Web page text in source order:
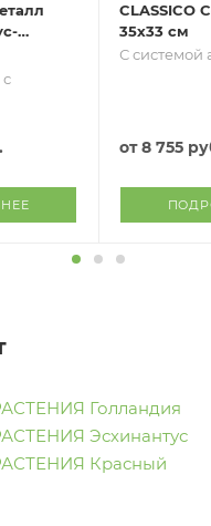
CLASSICO
35х33 см
С системой
от8 755
Голландия
Эсхинантус
Красный